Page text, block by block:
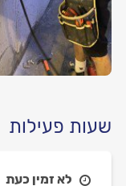
שעות פעילות
לא זמין כעת